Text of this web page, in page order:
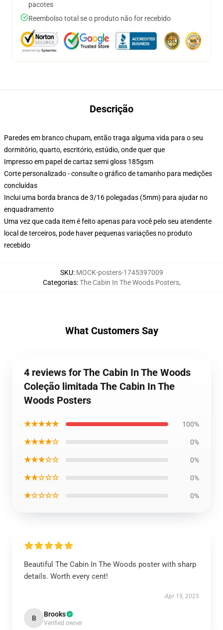
pacotes
Reembolso total se o produto não for recebido
Descrição
Paredes em branco chupam, então traga alguma vida para o seu
dormitório, quarto, escritório, estúdio, onde quer que
Impresso em papel de cartaz semi gloss 185gsm
Corte personalizado - consulte o gráfico de tamanho para medições
concluídas
Inclui uma borda branca de 3/16 polegadas (5mm) para ajudar no
enquadramento
Uma vez que cada item é feito apenas para você pelo seu atendente
local de terceiros, pode haver pequenas variações no produto
recebido
SKU: MOCK-posters-1745397009
Categorias:The Cabin In The Woods Posters,
What Customers Say
4 reviews for The Cabin In The Woods
Coleção limitada The Cabin In The
Woods Posters
★★★★★ 100%
★★★★☆ 0%
★★★☆☆ 0%
★★☆☆☆ 0%
★☆☆☆☆ 0%
Beautiful The Cabin In The Woods poster with sharp
details. Worth every cent!
Apr 19, 2025
B Brooks
Verified owner